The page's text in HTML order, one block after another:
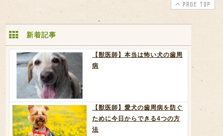
PAGE TOP
新着記事
【獣医師】本当は怖い犬の歯周
病
【獣医師】愛犬の歯周病を防ぐ
ために今日からできる4つの方
法